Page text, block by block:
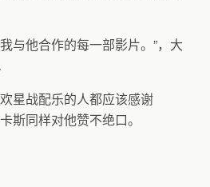
他合作的每一部影片。”，大
战配乐的人都应该感谢
斯同样对他赞不绝口。